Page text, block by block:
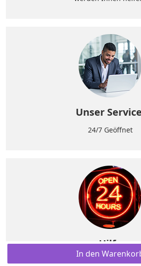
In den
Unser
24/7 Geöffnet
Hilfe
Wenn Sie Fragen haben, bitte